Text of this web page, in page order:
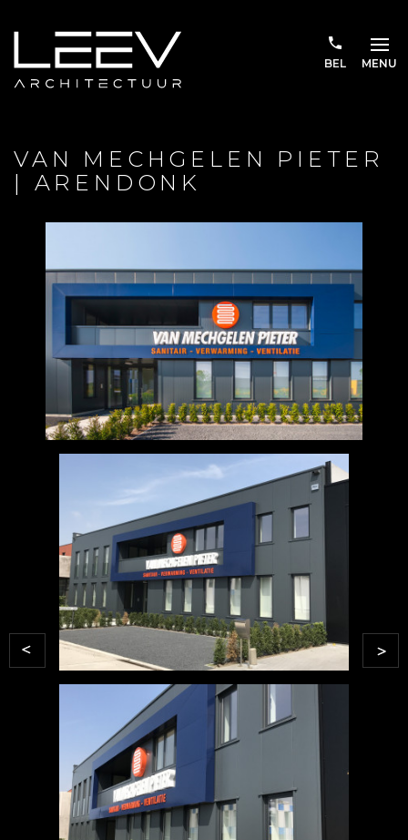
MENU
BEL
VAN MECHGELEN PIETER
| ARENDONK